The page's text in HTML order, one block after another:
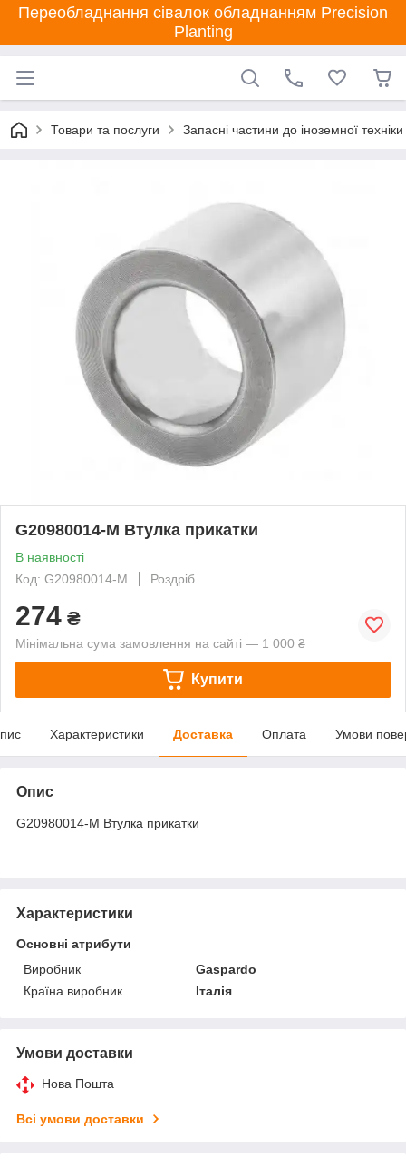
Переобладнання сівалок обладнанням Precision
Planting
Товари та послуги Запасні частини до іноземної техніки
G20980014-M Втулка прикатки
В наявності
Код: G20980014-M
Роздріб
274 ₴
Мінімальна сума замовлення на сайті — 1 000 ₴
Купити
Характеристики Доставка Оплата Умови
Опис
G20980014-M Втулка прикатки
Характеристики
Основні атрибути
Виробник
Gaspardo
Країна виробник
Італія
Умови доставки
Нова Пошта
Всі умови доставки